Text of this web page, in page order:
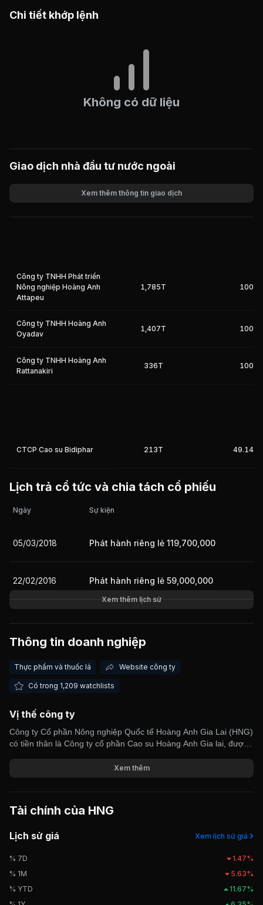
Chi tiết khớp lệnh
Không có dữ liệu
Giao dịch nhà đầu tư nước ngoài
Xem thêm thông tin giao dịch
Công ty TNHH Phát triển
Nông nghiệp Hoàng Anh
Attapeu
1,785T 100%
Công ty TNHH Hoàng Anh
Oyadav
1,407T 100%
Công ty TNHH Hoàng Anh
Rattanakiri
336T 100%
CTCP Cao su Bidiphar 213T 49.14%
Lịch trả cổ tức và chia tách cổ phiếu
Ngày Sự kiện
05/03/2018 Phát hành riêng lẻ 119,700,000
22/02/2016 Phát hành riêng lẻ 59,000,000
Xem thêm lịch sử
Thông tin doanh nghiệp
Thực phẩm và thuốc lá Website công ty
Có trong 1,209 watchlists
Vị thế công ty
Công ty Cổ phần Nông nghiệp Quốc tế Hoàng Anh Gia Lai (HNG)
có tiền thân là Công ty cổ phần Cao su Hoàng Anh Gia lai, được
trồng cây ăn quả, trồng và chế biến mủ cao su. HNG đã triển khai
trồng được 35.757 ha cây ăn trái tại Lào và Campuchia. Ngày
18/09/2024, HNG chính thức giao dịch trên thị trường UPCOM.
Xem thêm
Tài chính của HNG
Lịch sử giá Xem lịch sử giá
% 7D
1.47%
% 1M
5.63%
% YTD
11.67%